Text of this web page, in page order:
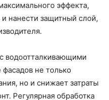
эффекта,
нанести защитный слой,
водоотталкивающими
фасадов не только
но и снижает затраты
Регулярная обработка